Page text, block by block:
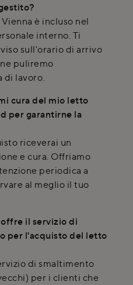
è incluso nel
interno. Ti
sull'orario di arrivo
puliremo
di lavoro.
cura del mio letto
per garantirne la
riceverai un
e cura. Offriamo
periodica a
al meglio il tuo
il servizio di
per l'acquisto del letto
di smaltimento
per i clienti che